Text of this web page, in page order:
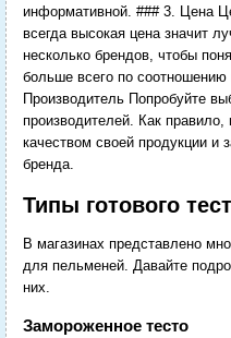
информативной. ### 3. Цена
всегда высокая цена значит
несколько брендов, чтобы
больше всего по соотношению
Производитель Попробуйте
производителей. Как
качеством своей продукции и
бренда.
Типы готового
В магазинах представлено
для пельменей. Давайте
них.
Замороженное тесто